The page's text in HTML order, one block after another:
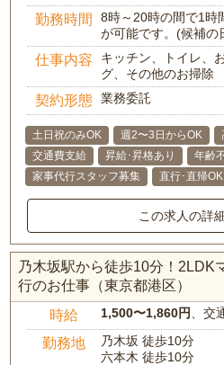
勤務時間
8時～20時の間で1時
が可能です。(候補の
仕事内容
キッチン、トイレ、
グ、その他のお掃除
契約形態 業務委託
土日祝のみOK 週2〜3日からOK
交通費支給
昇給･昇格あり 年齢
家事代行スタッフ募集
直行･直帰OK
この求人の詳
乃木坂駅から徒歩10分！2LDK
行のお仕事（東京都港区）
時給 1,500〜1,860円 、
勤務地
乃木坂 徒歩10分
六本木 徒歩10分